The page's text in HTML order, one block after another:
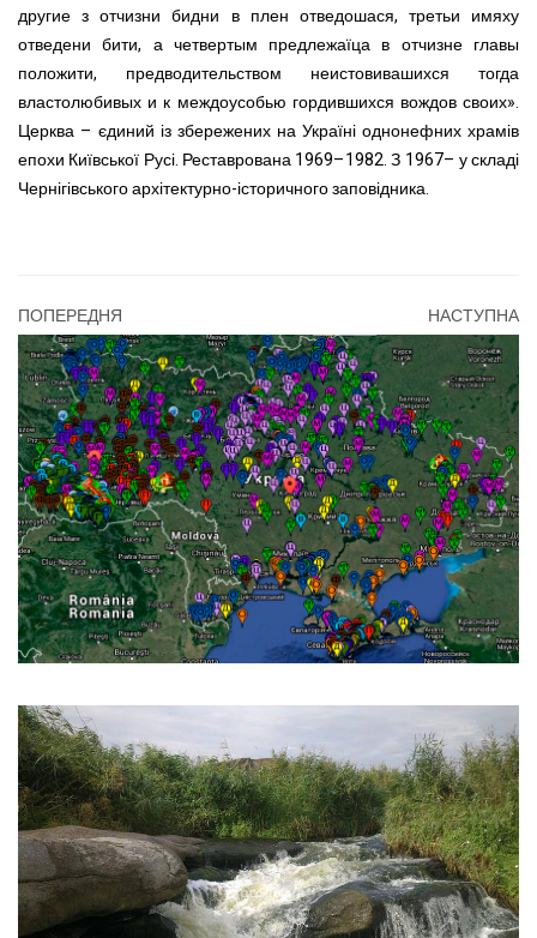
другие з отчизни бидни в плен отведошася, третьи имяху
отведени бити, а четвертым предлежаїца в отчизне главы
положити, предводительством неистовивашихся тогда
властолюбивых и к междоусобью гордившихся вождов своих».
Церква – єдиний із збережених на Україні однонефних храмів
епохи Київської Русі. Реставрована 1969–1982. З 1967– у складі
Чернігівського архітектурно-історичного заповідника.
ПОПЕРЕДНЯ НАСТУПНА